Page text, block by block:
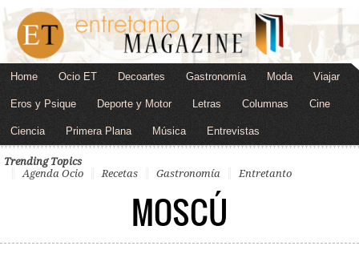
Home Ocio ET Decoartes Gastronomía Moda Viajar
Eros y Psique Deporte y Motor Letras Columnas Cine
Ciencia Primera Plana Música Entrevistas
Trending Topics
Agenda Ocio
Recetas Gastronomía Entretanto
MOSCÚ